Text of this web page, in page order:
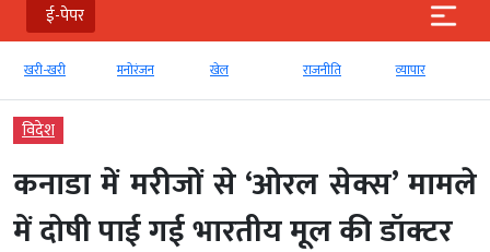
ई-पेपर
खरी-खरी मनोरंजन खेल राजनीति व्‍यापार
विदेश
कनाडा में मरीजों से ‘ओरल सेक्स’ मामले
में दोषी पाई गई भारतीय मूल की डॉक्टर